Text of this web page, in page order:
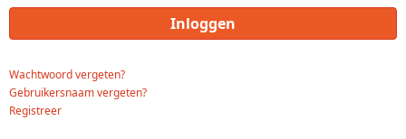
Inloggen
Wachtwoord vergeten?
Gebruikersnaam vergeten?
Registreer